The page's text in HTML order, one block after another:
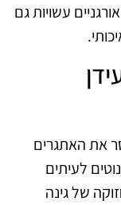
עשויות גם
את האתגרים
לעיתים
של גינה